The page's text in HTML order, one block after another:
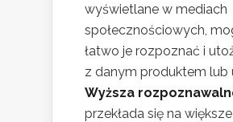
wyświetlane w mediach
społecznościowych,
łatwo je rozpoznać i
z danym produktem lub
Wyższa
przekłada się na większe